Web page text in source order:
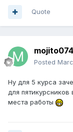
Quote
mojito074
Posted
Ну для 5 курса
для
места работы